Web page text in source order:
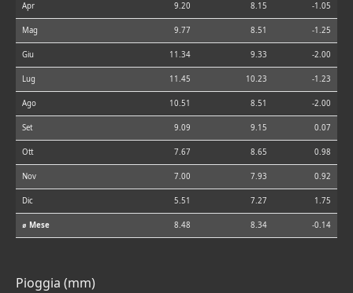
Apr 9.20 8.15 -1.05
Mag 9.77 8.51 -1.25
Giu 11.34 9.33 -2.00
Lug 11.45 10.23 -1.23
Ago 10.51 8.51 -2.00
Set 9.09 9.15 0.07
Ott 7.67 8.65 0.98
Nov 7.00 7.93 0.92
Dic 5.51 7.27 1.75
⌀ Mese 8.48 8.34 -0.14
Pioggia (mm)